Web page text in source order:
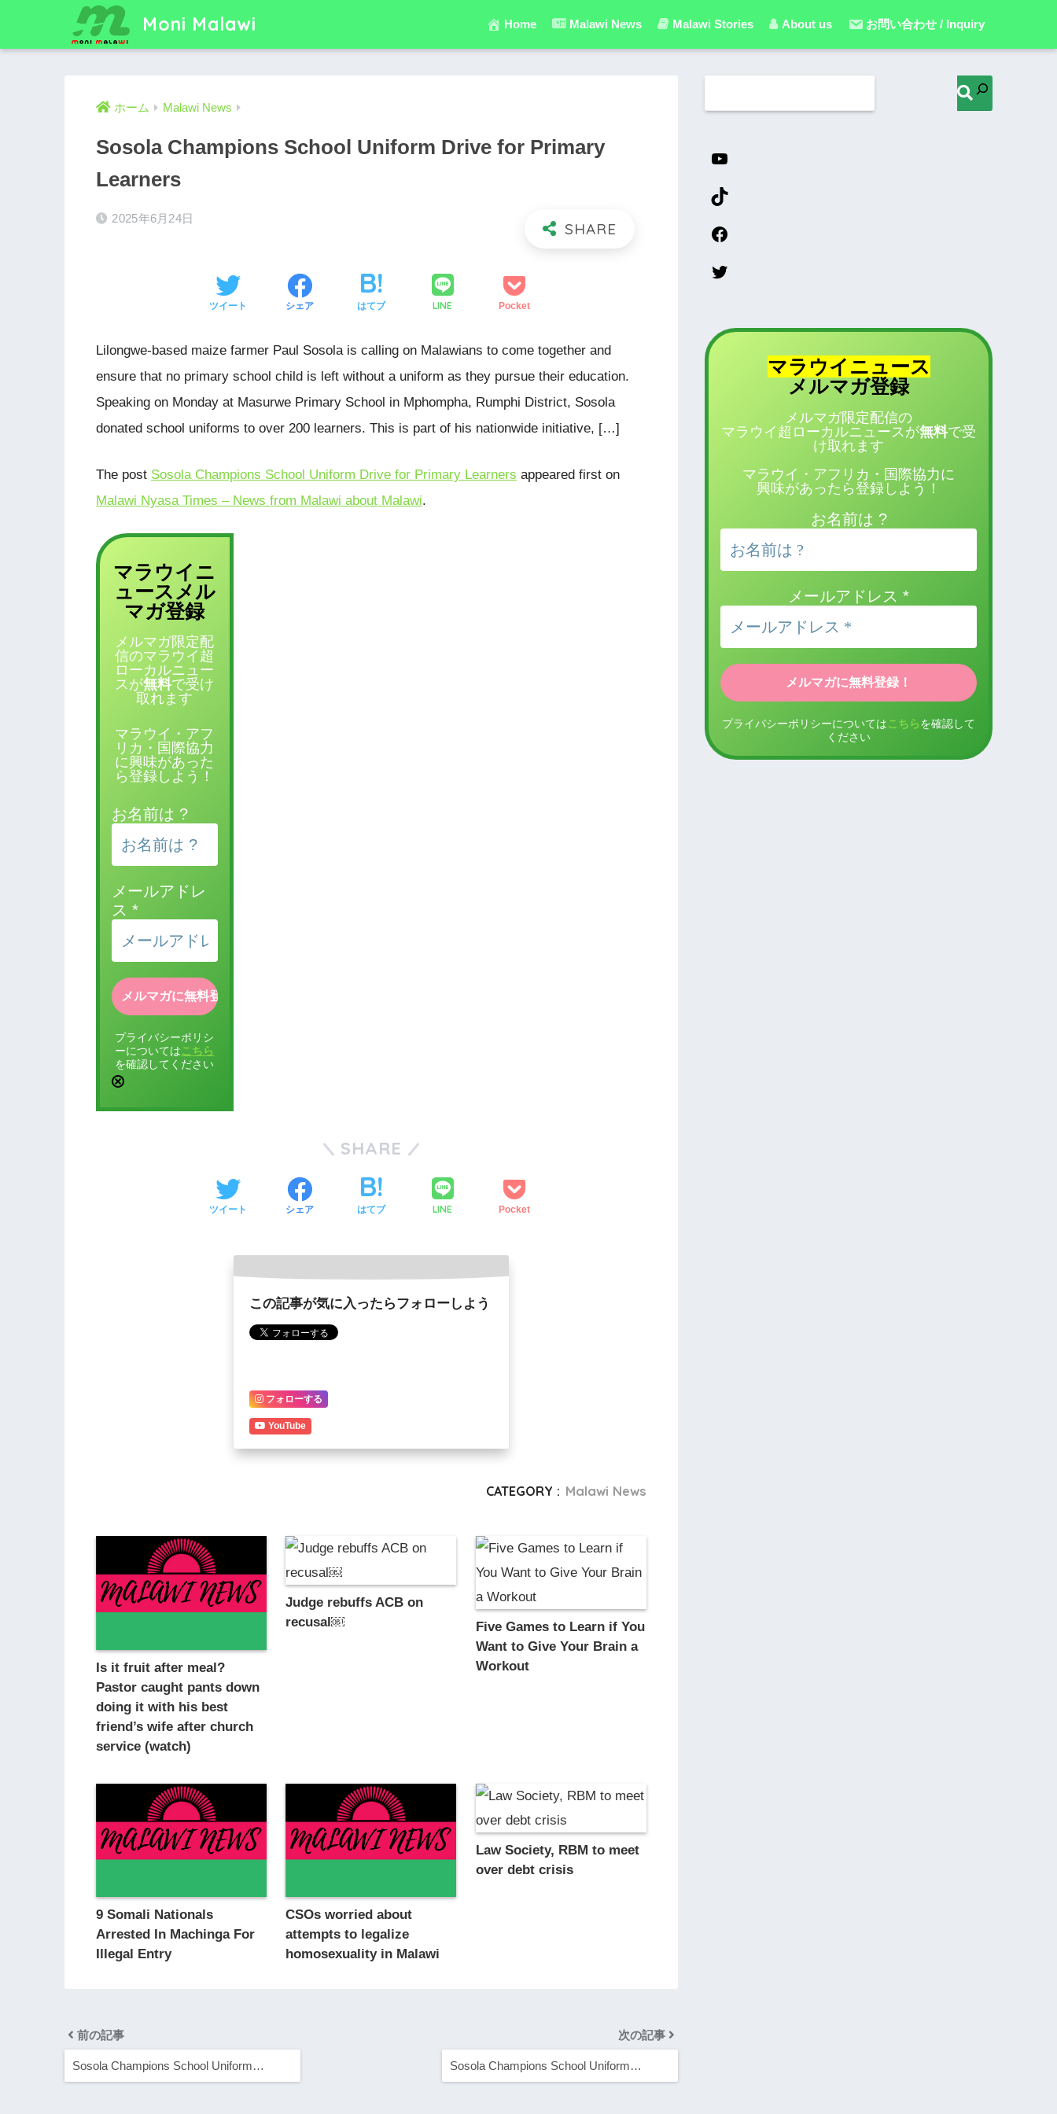
Moni Malawi Home Malawi News Malawi Stories About us お問い合わせ / Inquiry
ホーム Malawi News
Sosola Champions School Uniform Drive for Primary
Learners
2025年6月24日
ツイート シェア はてブ LINE Pocket
Lilongwe-based maize farmer Paul Sosola is calling on Malawians to come together and
ensure that no primary school child is left without a uniform as they pursue their education.
Speaking on Monday at Masurwe Primary School in Mphompha, Rumphi District, Sosola
donated school uniforms to over 200 learners. This is part of his nationwide initiative, […]
The post Sosola Champions School Uniform Drive for Primary Learners appeared first on
Malawi Nyasa Times – News from Malawi about Malawi.
マラウイニ
ュース メル
マガ登録
メルマガ限定配
信のマラウイ超
ローカルニュー
スが無料で受け
取れます
マラウイ・アフ
リカ・国際協力
に興味があった
ら登録しよう！
お名前は ?
メールアドレ
ス *
プライバシーポリシ
ーについては こちら
を確認してください
SHARE
ツイート シェア はてブ LINE Pocket
この記事が気に入ったらフォローしよう
フォローする
YouTube
CATEGORY : Malawi News
Is it fruit after meal?
Pastor caught pants down
doing it with his best
friend’s wife after church
service (watch)
Judge rebuffs ACB on
recusal￼
Five Games to Learn if You
Want to Give Your Brain a
Workout
9 Somali Nationals
Arrested In Machinga For
Illegal Entry
CSOs worried about
attempts to legalize
homosexuality in Malawi
Law Society, RBM to meet
over debt crisis
前の記事
Sosola Champions School Uniform…
次の記事
Sosola Champions School Uniform…
マラウイニュース
メルマガ登録
メルマガ限定配信の
マラウイ超ローカルニュースが無料で受
け取れます
マラウイ・アフリカ・国際協力に
興味があったら登録しよう！
お名前は ?
メールアドレス*
プライバシーポリシーについては こちら を確認して
ください